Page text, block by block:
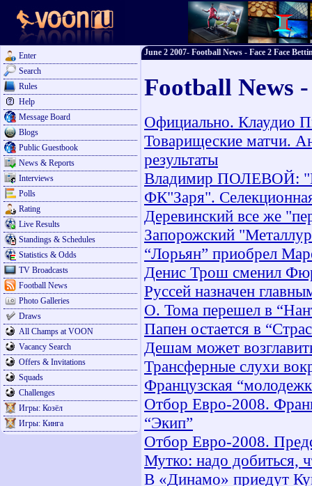
Enter
Search
Rules
Help
Message Board
Blogs
Public Guestbook
News & Reports
Interviews
Polls
Rating
Live Results
Standings & Schedules
Statistics & Odds
TV Broadcasts
Football News
Photo Galleries
Draws
All Champs at VOON
Vacancy Search
Offers & Invitations
Squads
Challenges
Игры: Козёл
Игры: Кинга
June 2 2007- Football News - Face 2 Face
Football News
Официально. Клаудио
Товарищеские матчи.
результаты
Владимир ПОЛЕВОЙ: "В
ФК"Заря".
Деревинский все же
Запорожский
“Лорьян” приобрел
Денис Трош сменил
Руссей назначен
О. Тома перешел в
Папен остается в
Дешам может
Трансферные слухи
Французская
Отбор Евро-2008.
“Экип”
Отбор Евро-2008.
Мутко: надо добиться,
В «Динамо» приедут